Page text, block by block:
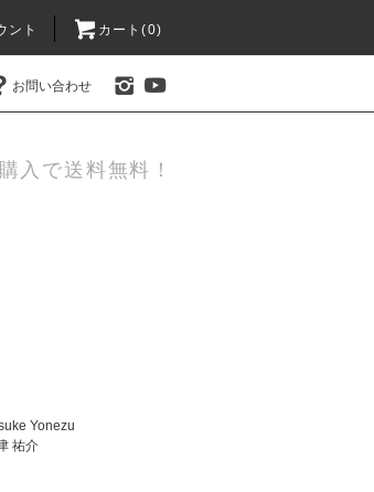
ント カート(0)
お問い合わせ
入で送料無料！
Yonezu
祐介